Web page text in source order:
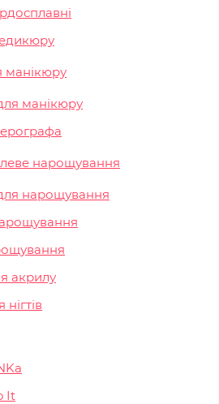
манікюру
манікюру
нарощування
нарощування
акрилу
It